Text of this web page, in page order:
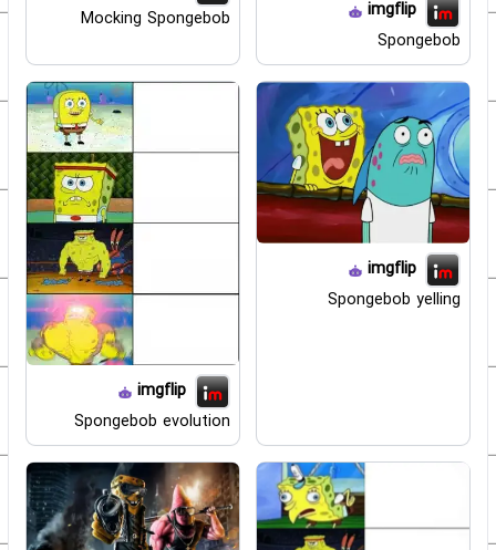
imgflip
Spongebob
Mocking Spongebob
imgflip
Spongebob yelling
imgflip
Spongebob evolution